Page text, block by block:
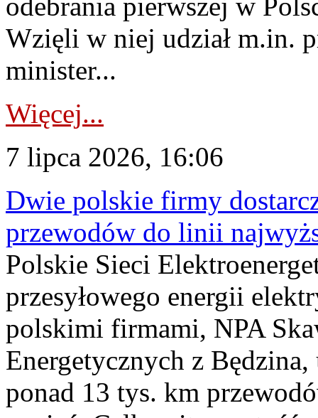
Wzięli w niej udział m.in.
minister...
Więcej...
7 lipca 2026, 16:06
Dwie polskie firmy
przewodów do linii
Polskie Sieci
przesyłowego energii
polskimi firmami, NPA
Energetycznych z
ponad 13 tys. km